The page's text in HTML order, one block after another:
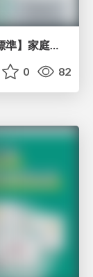
エネがえるASPリーフレット 【業界標準】家庭用太陽光・オール電化・蓄電池経済効果シミュレーター 国・自治体・大手メーカー・電力・住宅・自動車メーカー・商社・TOP販売施工店など700社以上が導入
0 82